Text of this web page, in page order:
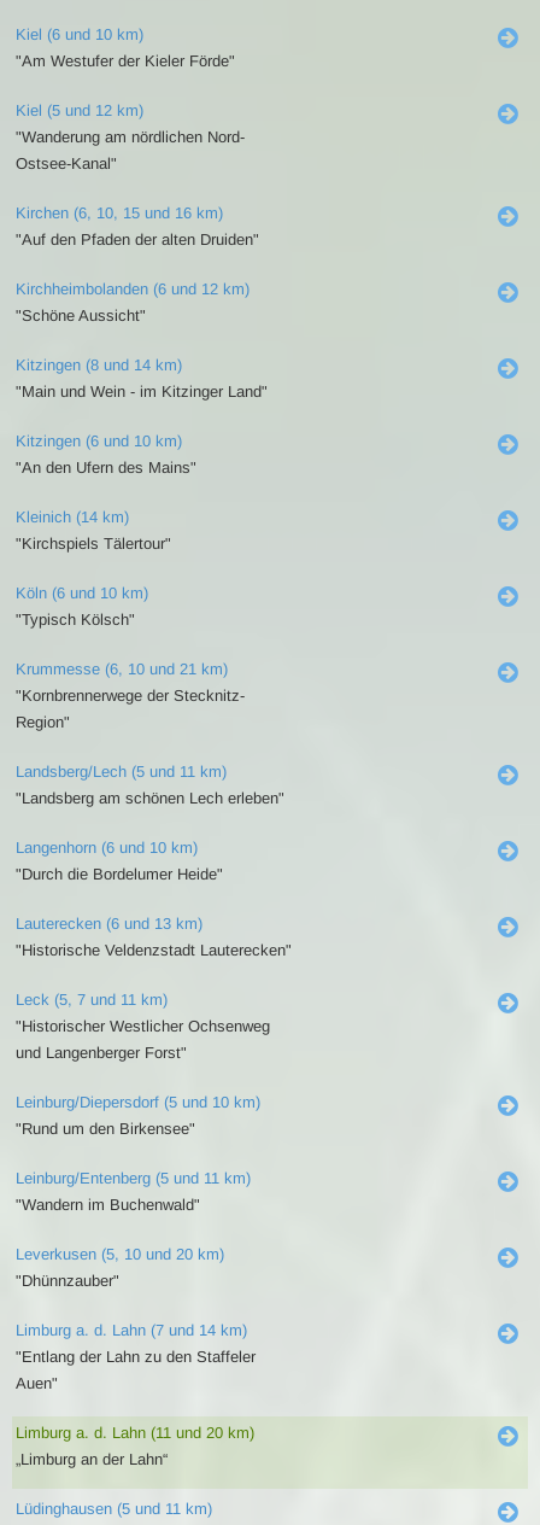
Kiel (6 und 10 km)
"Am Westufer der Kieler Förde"
Kiel (5 und 12 km)
"Wanderung am nördlichen Nord-
Ostsee-Kanal"
Kirchen (6, 10, 15 und 16 km)
"Auf den Pfaden der alten Druiden"
Kirchheimbolanden (6 und 12 km)
"Schöne Aussicht"
Kitzingen (8 und 14 km)
"Main und Wein - im Kitzinger Land"
Kitzingen (6 und 10 km)
"An den Ufern des Mains"
Kleinich (14 km)
"Kirchspiels Tälertour"
Köln (6 und 10 km)
"Typisch Kölsch"
Krummesse (6, 10 und 21 km)
"Kornbrennerwege der Stecknitz-
Region"
Landsberg/Lech (5 und 11 km)
"Landsberg am schönen Lech erleben"
Langenhorn (6 und 10 km)
"Durch die Bordelumer Heide"
Lauterecken (6 und 13 km)
"Historische Veldenzstadt Lauterecken"
Leck (5, 7 und 11 km)
"Historischer Westlicher Ochsenweg
und Langenberger Forst"
Leinburg/Diepersdorf (5 und 10 km)
"Rund um den Birkensee"
Leinburg/Entenberg (5 und 11 km)
"Wandern im Buchenwald"
Leverkusen (5, 10 und 20 km)
"Dhünnzauber"
Limburg a. d. Lahn (7 und 14 km)
"Entlang der Lahn zu den Staffeler
Auen"
Limburg a. d. Lahn (11 und 20 km)
„Limburg an der Lahn“
Lüdinghausen (5 und 11 km)